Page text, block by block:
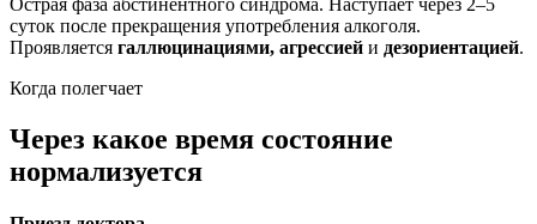
Острая фаза абстинентного синдрома. Наступает через 2–5
суток после прекращения употребления алкоголя.
Проявляется галлюцинациями, агрессией и дезориентацией.
Когда полегчает
Через какое время состояние
нормализуется